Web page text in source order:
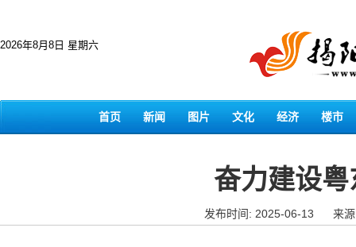
2026年8月8日 星期六
首页 新闻 图片 文化 经济 楼市
奋力建设
发布时间: 2025-06-13 来